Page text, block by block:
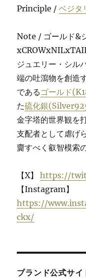
Principle /ベジタ
Note / ゴールド&
ジュエリー・シル
端の吐瀉物を創造
である ゴールド
た硫化銀
金字塔的世界観を
支配者として虐げ
齎すべく叡智模索
【X】https://
【Instagram】
https://
ckx/
ブランド公式サイ